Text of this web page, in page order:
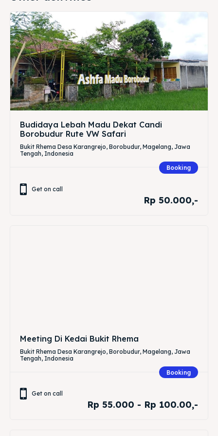
Budidaya Lebah Madu Dekat Candi
Borobudur Rute VW Safari
Bukit Rhema Desa Karangrejo, Borobudur, Magelang, Jawa
Tengah, Indonesia
Booking
Get on call
Rp 50.000,-
Meeting Di Kedai Bukit Rhema
Bukit Rhema Desa Karangrejo, Borobudur, Magelang, Jawa
Tengah, Indonesia
Booking
Get on call
Rp 55.000 - Rp 100.00,-